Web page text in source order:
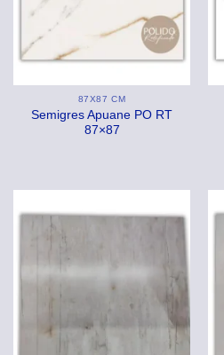
87X87 CM
Semigres Apuane PO RT
87×87